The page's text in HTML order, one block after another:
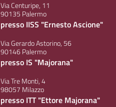
Via Centuripe, 11
90135 Palermo
presso IISS "Ernesto Ascione"
Via Gerardo Astorino, 56
90146 Palermo
presso IS "Majorana"
Via Tre Monti, 4
98057 Milazzo
presso ITT "Ettore Majorana"